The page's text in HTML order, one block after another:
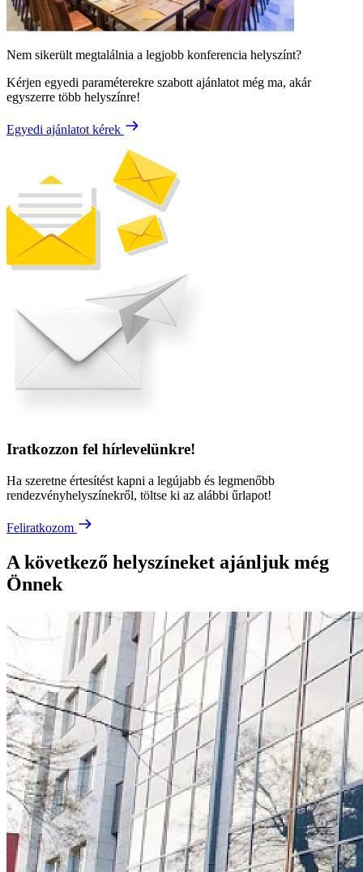
Nem sikerült megtalálnia a legjobb konferencia helyszínt?
Kérjen egyedi paraméterekre szabott ajánlatot még ma, akár
egyszerre több helyszínre!
Egyedi ajánlatot kérek
Iratkozzon fel hírlevelünkre!
Ha szeretne értesítést kapni a legújabb és legmenőbb
rendezvényhelyszínekről, töltse ki az alábbi űrlapot!
Feliratkozom
A következő helyszíneket ajánljuk még
Önnek